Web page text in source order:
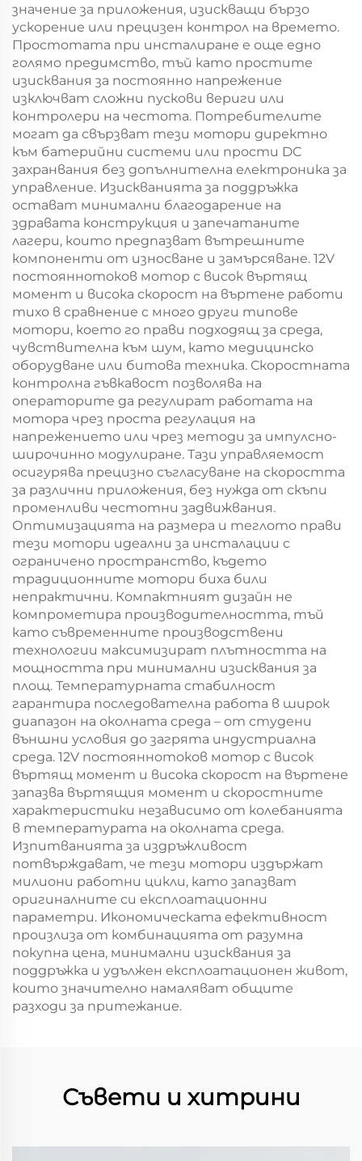
значение за приложения, изискващи бързо
ускорение или прецизен контрол на времето.
Простотата при инсталиране е още едно
голямо предимство, тъй като простите
изисквания за постоянно напрежение
изключват сложни пускови вериги или
контролери на честота. Потребителите
могат да свързват тези мотори директно
към батерийни системи или прости DC
захранвания без допълнителна електроника за
управление. Изискванията за поддръжка
остават минимални благодарение на
здравата конструкция и запечатаните
лагери, които предпазват вътрешните
компоненти от износване и замърсяване. 12V
постояннотоков мотор с висок въртящ
момент и висока скорост на въртене работи
тихо в сравнение с много други типове
мотори, което го прави подходящ за среда,
чувствителна към шум, като медицинско
оборудване или битова техника. Скоростната
контролна гъвкавост позволява на
операторите да регулират работата на
мотора чрез проста регулация на
напрежението или чрез методи за импулсно-
широчинно модулиране. Тази управляемост
осигурява прецизно съгласуване на скоростта
за различни приложения, без нужда от скъпи
променливи честотни задвижвания.
Оптимизацията на размера и теглото прави
тези мотори идеални за инсталации с
ограничено пространство, където
традиционните мотори биха били
непрактични. Компактният дизайн не
компрометира производителността, тъй
като съвременните производствени
технологии максимизират плътността на
мощността при минимални изисквания за
площ. Температурната стабилност
гарантира последователна работа в широк
диапазон на околната среда – от студени
външни условия до загрята индустриална
среда. 12V постояннотоков мотор с висок
въртящ момент и висока скорост на въртене
запазва въртящия момент и скоростните
характеристики независимо от колебанията
в температурата на околната среда.
Изпитванията за издръжливост
потвърждават, че тези мотори издържат
милиони работни цикли, като запазват
оригиналните си експлоатационни
параметри. Икономическата ефективност
произлиза от комбинацията от разумна
покупна цена, минимални изисквания за
поддръжка и удължен експлоатационен живот,
които значително намаляват общите
разходи за притежание.
Съвети и хитрини